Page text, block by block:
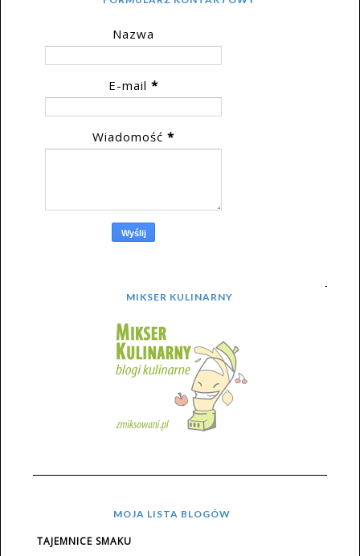
Nazwa
E-mail *
Wiadomość *
MIKSER KULINARNY
MOJA LISTA BLOGÓW
TAJEMNICE SMAKU